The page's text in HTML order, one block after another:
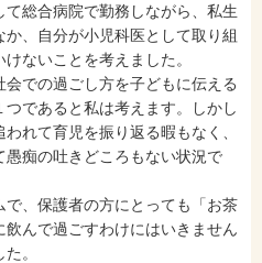
総合病院で勤務しながら、私生
、自分が小児科医として取り組
ないことを考えました。
での過ごし方を子どもに伝える
であると私は考えます。しかし
れて育児を振り返る暇もなく、
痴の吐きどころもない状況で
、保護者の方にとっても「お茶
んで過ごすわけにはいきません
。